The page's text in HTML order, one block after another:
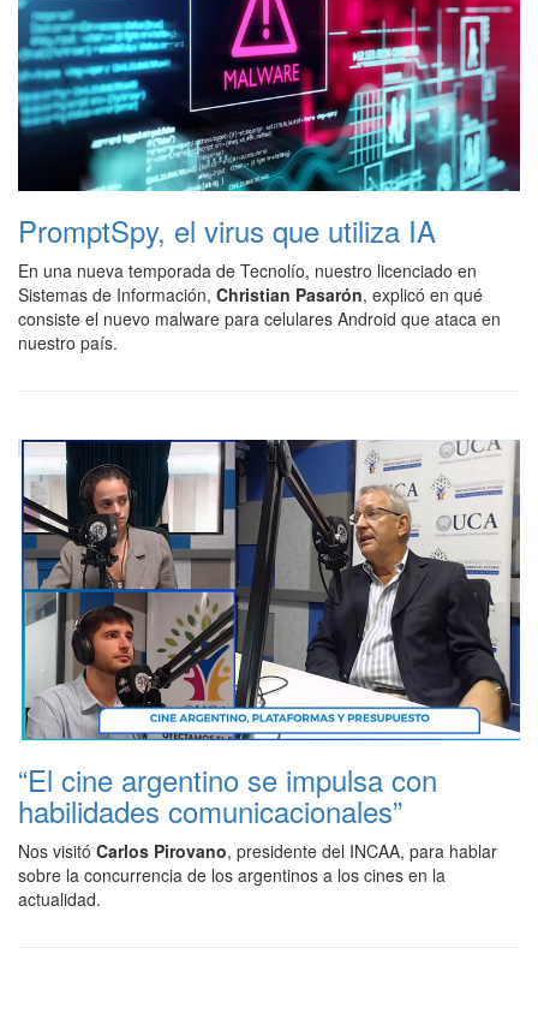
PromptSpy, el virus que utiliza IA
En una nueva temporada de Tecnolío, nuestro licenciado en
Sistemas de Información, Christian Pasarón, explicó en qué
consiste el nuevo malware para celulares Android que ataca en
nuestro país.
“El cine argentino se impulsa con
habilidades comunicacionales”
Nos visitó Carlos Pirovano, presidente del INCAA, para hablar
sobre la concurrencia de los argentinos a los cines en la
actualidad.